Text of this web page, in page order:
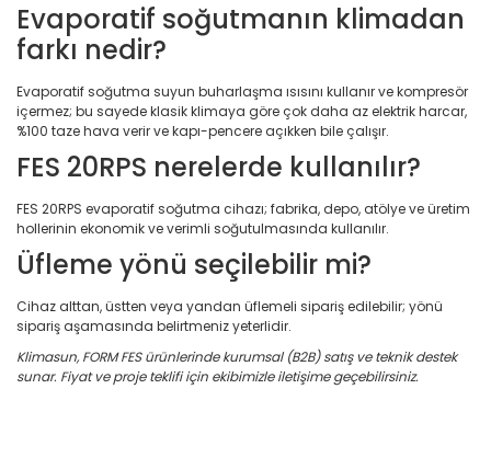
Evaporatif soğutmanın klimadan
farkı nedir?
Evaporatif soğutma suyun buharlaşma ısısını kullanır ve kompresör
içermez; bu sayede klasik klimaya göre çok daha az elektrik harcar,
%100 taze hava verir ve kapı-pencere açıkken bile çalışır.
FES 20RPS nerelerde kullanılır?
FES 20RPS evaporatif soğutma cihazı; fabrika, depo, atölye ve üretim
hollerinin ekonomik ve verimli soğutulmasında kullanılır.
Üfleme yönü seçilebilir mi?
Cihaz alttan, üstten veya yandan üflemeli sipariş edilebilir; yönü
sipariş aşamasında belirtmeniz yeterlidir.
Klimasun, FORM FES ürünlerinde kurumsal (B2B) satış ve teknik destek
sunar. Fiyat ve proje teklifi için ekibimizle iletişime geçebilirsiniz.